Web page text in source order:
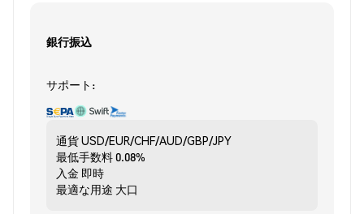
銀行振込
サポート:
通貨USD/EUR/CHF/AUD/GBP/JPY
最低手数料0.08%
入金 即時
最適な用途 大口